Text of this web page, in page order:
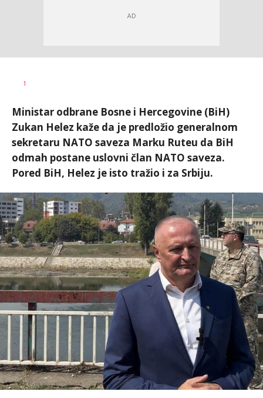
AUTOR
1
Ministar odbrane Bosne i Hercegovine (BiH)
Zukan Helez kaže da je predložio generalnom
sekretaru NATO saveza Marku Ruteu da BiH
odmah postane uslovni član NATO saveza.
Pored BiH, Helez je isto tražio i za Srbiju.